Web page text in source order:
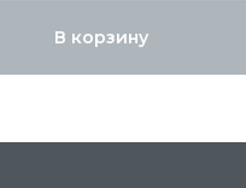
В корзину